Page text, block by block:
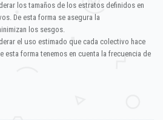
los tamaños de los estratos definidos en
De esta forma se asegura la
los sesgos.
el uso estimado que cada colectivo hace
esta forma tenemos en cuenta la frecuencia de